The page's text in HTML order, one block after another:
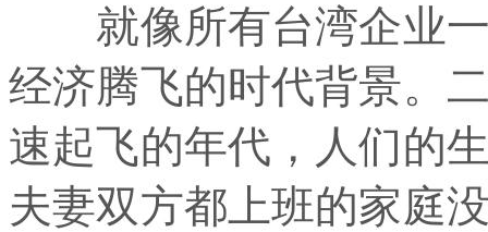
就像所有台湾企业一
经济腾飞的时代背景。
速起飞的年代，人们的
夫妻双方都上班的家庭